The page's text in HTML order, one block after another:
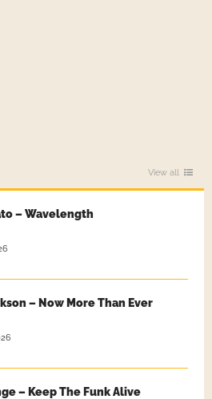
View all
– Wavelength
– Now More Than Ever
– Keep The Funk Alive